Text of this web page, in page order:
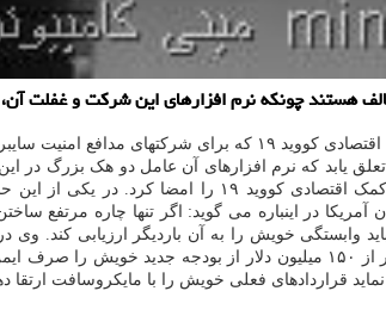
هستند چونکه نرم افزارهای این شرکت و غفلت
به گزارش مینی کامپیوتر به نقل از رویتر، به قول منابع آگاه مقرر است
یابد که نرم افزارهای آن عامل دو هک بزرگ در
کسب و کارهای آمریکایی با سواستفاده از دو محصول
آمریکا در اینباره می گوید: اگر تنها چاره
خویش را به آن باردیگر ارزیابی کند. وی
ایمن را می فروشد. به قول منابع آگاه یک پیش نویس از طرح آژانس امنیت زیربنای
فعلی خویش را با مایکروسافت ارتقا دهند